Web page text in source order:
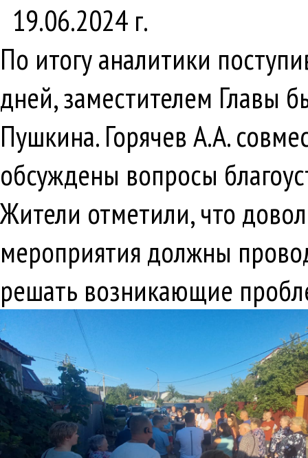
19.06.2024 г.
По итогу аналитики
дней, заместителем Главы
Пушкина. Горячев А.А.
обсуждены вопросы
Жители отметили, что
мероприятия должны
решать возникающие